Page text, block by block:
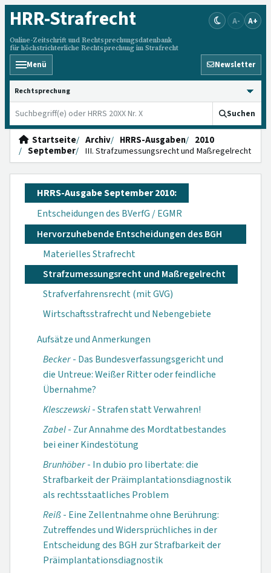
HRR-Strafrecht
Online-Zeitschrift und Rechtsprechungsdatenbank
für höchstrichterliche Rechtsprechung im Strafrecht
A- A+
Menü Newsletter
HRRS durchsuchen
Suchen
Startseite Archiv HRRS-Ausgaben
2010
September
III. Strafzumessungsrecht und Maßregelrecht
HRRS-Ausgabe September 2010:
Entscheidungen des BVerfG / EGMR
Hervorzuhebende Entscheidungen des BGH
Materielles Strafrecht
Strafzumessungsrecht und Maßregelrecht
Strafverfahrensrecht (mit GVG)
Wirtschaftsstrafrecht und Nebengebiete
Aufsätze und Anmerkungen
Becker- Das Bundesverfassungs­gericht und
die Untreue: Weißer Ritter oder feindliche
Übernahme?
Klesczewski- Strafen statt Verwahren!
Zabel- Zur Annahme des Mordtatbestandes
bei einer Kindestötung
Brunhöber- In dubio pro libertate: die
Strafbarkeit der Präimplantations­diagnostik
als rechts­staatliches Problem
Reiß- Eine Zellentnahme ohne Berührung:
Zutreffendes und Widersprüchliches in der
Entscheidung des BGH zur Strafbarkeit der
Präimplantations­diagnostik